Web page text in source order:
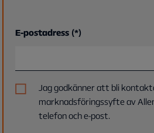
E-postadress
Jag godkänner att bli
marknadsföringssyfte av
telefon och e-post.